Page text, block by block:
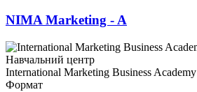
NIMA Marketing - A
Навчальний центр
International Marketing Business Academy
Формат